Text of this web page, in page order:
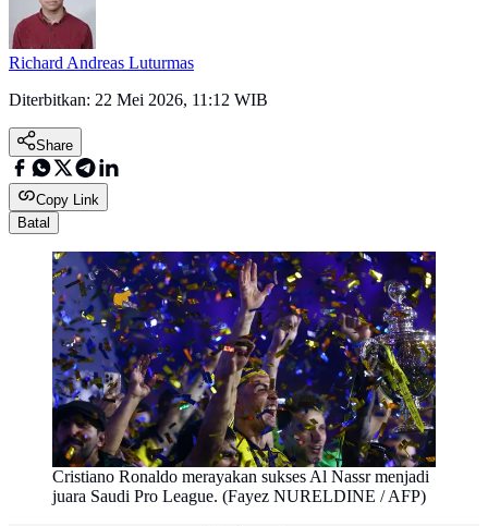
Richard Andreas Luturmas
Diterbitkan: 22 Mei 2026, 11:12 WIB
Share
Copy Link
Batal
Cristiano Ronaldo merayakan sukses Al Nassr menjadi
juara Saudi Pro League. (Fayez NURELDINE / AFP)